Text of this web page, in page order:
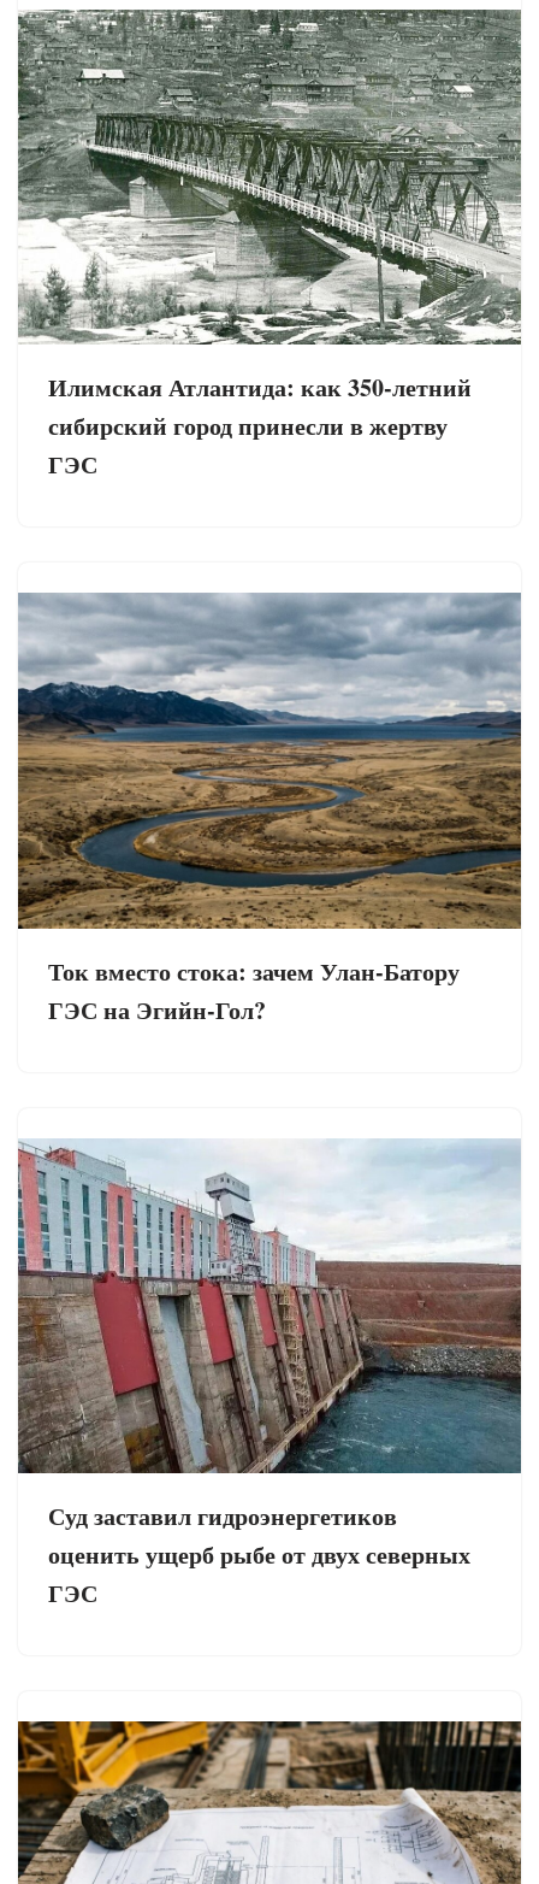
Илимская Атлантида: как 350-летний
сибирский город принесли в жертву
ГЭС
Ток вместо стока: зачем Улан-Батору
ГЭС на Эгийн-Гол?
Суд заставил гидроэнергетиков
оценить ущерб рыбе от двух северных
ГЭС